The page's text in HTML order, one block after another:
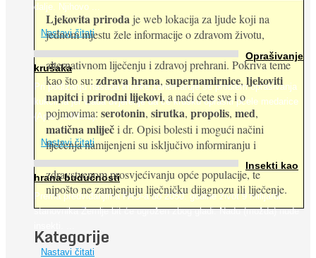
dalje. Njihovo ...
Nastavi čitati
Oprašivanje
krušaka
Pri podizanju nasada kruške zanemaruje se problem oprašivanja
kukcima jer vlada uvjerenje da će krušku oprašiti pčele medarice
(Apis mellifera). ...
Nastavi čitati
Insekti kao
hrana budućnosti
Prema predviđanjima FAO-a do 2050. godine život 9 milijardi
stanovnika Zemlje bit će ugrožen zbog gladi. Nadu (možda) nude
Nastavi čitati
Ljekovita priroda je web lokacija za ljude koji na
jednom mjestu žele informacije o zdravom životu,
alternativnom liječenju i zdravoj prehrani. Pokriva teme
kao što su: zdrava hrana, supernamirnice, ljekoviti
napitciiprirodni lijekovi, a naći ćete sve i o
pojmovima: serotonin, sirutka, propolis, med,
matična mliječi dr. Opisi bolesti i mogući načini
liječenja namijenjeni su isključivo informiranju i
zdravstvenom prosvjećivanju opće populacije, te
nipošto ne zamjenjuju liječničku dijagnozu ili liječenje.
Kategorije